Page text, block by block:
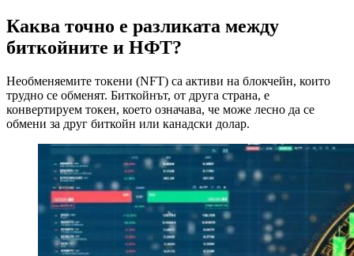
Каква точно е разликата между
биткойните и НФТ?
Необменяемите токени (NFT) са активи на блокчейн, които
трудно се обменят. Биткойнът, от друга страна, е
конвертируем токен, което означава, че може лесно да се
обмени за друг биткойн или канадски долар.